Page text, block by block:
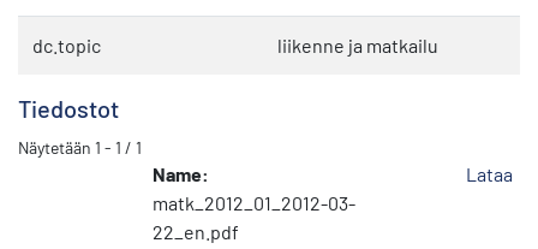
dc.topic liikenne ja matkailu
Tiedostot
Näytetään 1 - 1 / 1
Name:
matk_2012_01_2012-03-
22_en.pdf
Lataa